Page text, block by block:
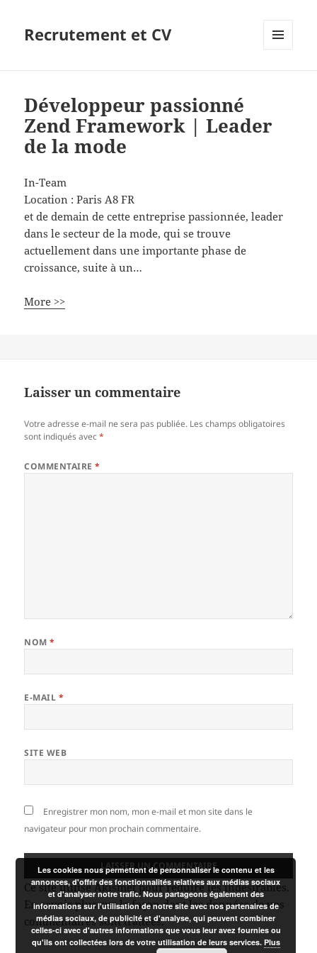
Recrutement et CV
Développeur passionné
Zend Framework | Leader
de la mode
In-Team
Location :Paris A8 FR
et de demain de cette entreprise passionnée, leader
dans le secteur de la mode, qui se trouve
actuellement dans une importante phase de
croissance, suite à un…
More >>
Laisser un commentaire
Votre adresse e-mail ne sera pas publiée. Les champs obligatoires
sont indiqués avec*
COMMENTAIRE*
NOM*
E-MAIL *
SITE WEB
Enregistrer mon nom, mon e-mail et mon site dans le
navigateur pour mon prochain commentaire.
Ce site utilise Akismet pour réduire les indésirables.
En savoir plus sur la façon dont les données de vos
commentaires sont traitées.
Les cookies nous permettent de personnaliser le contenu et les
annonces, d'offrir des fonctionnalités relatives aux médias sociaux
et d'analyser notre trafic. Nous partageons également des
informations sur l'utilisation de notre site avec nos partenaires de
médias sociaux, de publicité et d'analyse, qui peuvent combiner
celles-ci avec d'autres informations que vous leur avez fournies ou
qu'ils ont collectées lors de votre utilisation de leurs services. Plus